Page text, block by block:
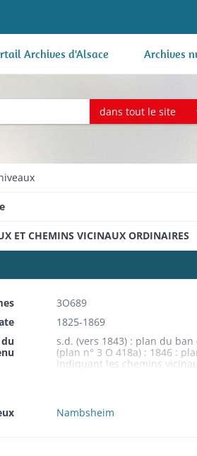
Archives d'Alsace Archives
dans tout le site
ET CHEMINS VICINAUX ORDINAIRES
3O689
1825-1869
s.d. (vers 1843) : plan du
(plan n° 3 O 418a) ; 1846 :
indiquant les chemins
communal indiquant les
Nambsheim